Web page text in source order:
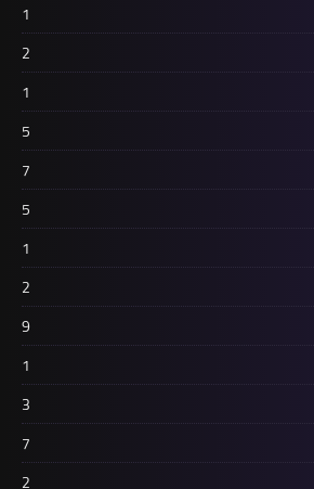
1
2
1
5
7
5
1
2
9
1
3
7
2